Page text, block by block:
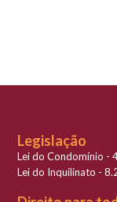
Legislação
Lei do Condomínio -
Lei do Inquilinato -